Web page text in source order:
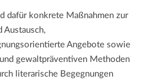
dafür konkrete Maßnahmen zur
Austausch,
Angebote sowie
gewaltpräventiven Methoden
literarische Begegnungen